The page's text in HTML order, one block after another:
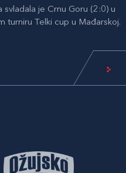
je Crnu Goru (2:0) u
turniru Telki cup u Mađarskoj.